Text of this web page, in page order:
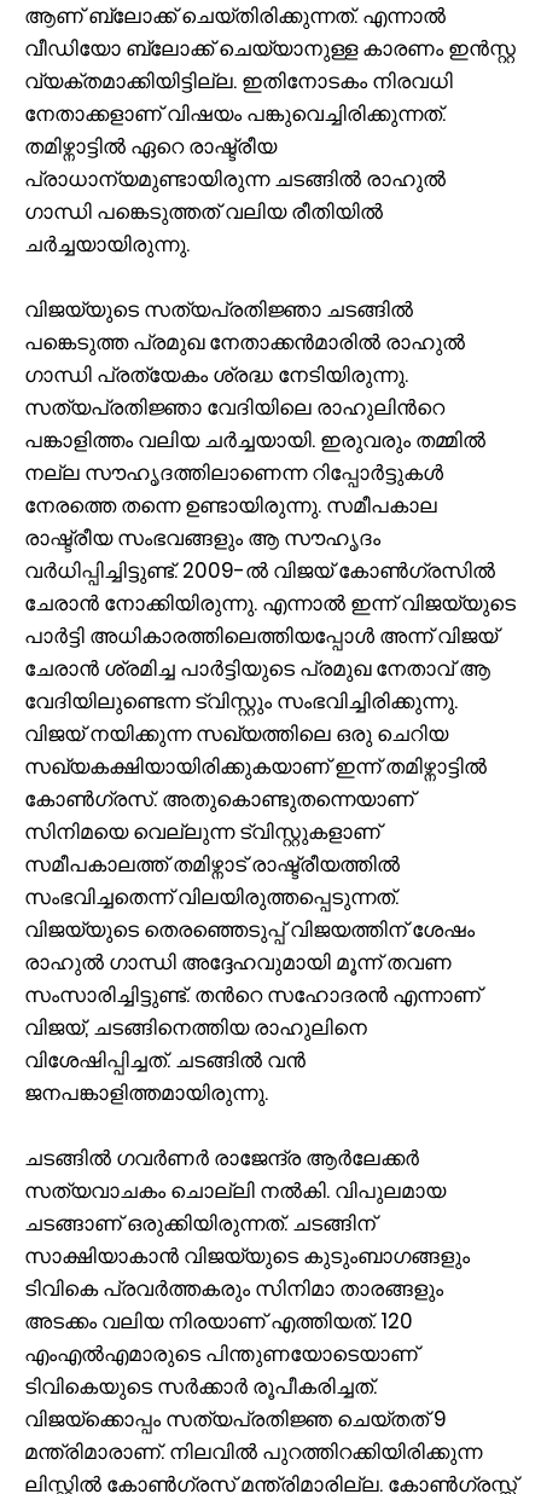
ആണ് ബ്ലോക്ക് ചെയ്തിരിക്കുന്നത്. എന്നാൽ
വീഡിയോ ബ്ലോക്ക് ചെയ്യാനുള്ള കാരണം ഇൻസ്റ്റ
വ്യക്തമാക്കിയിട്ടില്ല. ഇതിനോടകം നിരവധി
നേതാക്കളാണ് വിഷയം പങ്കുവെച്ചിരിക്കുന്നത്.
തമിഴ്നാട്ടിൽ ഏറെ രാഷ്ട്രീയ
പ്രാധാന്യമുണ്ടായിരുന്ന ചടങ്ങിൽ രാഹുൽ ​
ഗാന്ധി പങ്കെടുത്തത് വലിയ രീതിയിൽ
ചർച്ചയായിരുന്നു.
വിജയ്‌യുടെ സത്യപ്രതിജ്ഞാ ചടങ്ങിൽ
പങ്കെടുത്ത പ്രമുഖ നേതാക്കൻമാരിൽ രാഹുൽ
ഗാന്ധി പ്രത്യേകം ശ്രദ്ധ നേടിയിരുന്നു.
സത്യപ്രതിജ്ഞാ വേദിയിലെ രാഹുലിന്‍റെ
പങ്കാളിത്തം വലിയ ചർച്ചയായി. ഇരുവരും തമ്മില്‍
നല്ല സൗഹൃദത്തിലാണെന്ന റിപ്പോർട്ടുകൾ
നേരത്തെ തന്നെ ഉണ്ടായിരുന്നു. സമീപകാല
രാഷ്ട്രീയ സംഭവങ്ങളും ആ സൗഹൃദം
വർധിപ്പിച്ചിട്ടുണ്ട്. 2009-ൽ വിജയ് കോണ്‍ഗ്രസില്‍
ചേരാൻ നോക്കിയിരുന്നു. എന്നാല്‍ ഇന്ന് വിജയ്‌യുടെ
പാർട്ടി അധികാരത്തിലെത്തിയപ്പോൾ അന്ന് വിജയ്
ചേരാൻ ശ്രമിച്ച പാർട്ടിയുടെ പ്രമുഖ നേതാവ് ആ
വേദിയിലുണ്ടെന്ന ട്വിസ്റ്റും സംഭവിച്ചിരിക്കുന്നു.
വിജയ്‌ നയിക്കുന്ന സഖ്യത്തിലെ ഒരു ചെറിയ
സഖ്യകക്ഷിയായിരിക്കുകയാണ് ഇന്ന് തമിഴ്നാട്ടിൽ
കോണ്‍ഗ്രസ്. അതുകൊണ്ടുതന്നെയാണ്
സിനിമയെ വെല്ലുന്ന ട്വിസ്റ്റുകളാണ്
സമീപകാലത്ത് തമിഴ്നാട് രാഷ്ട്രീയത്തിൽ
സംഭവിച്ചതെന്ന് വിലയിരുത്തപ്പെടുന്നത്.
വിജയ്‌യുടെ തെരഞ്ഞെടുപ്പ് വിജയത്തിന് ശേഷം
രാഹുൽ ഗാന്ധി അദ്ദേഹവുമായി മൂന്ന് തവണ
സംസാരിച്ചിട്ടുണ്ട്. തന്‍റെ സഹോദരൻ എന്നാണ്
വിജയ്, ചടങ്ങിനെത്തിയ രാഹുലിനെ
വിശേഷിപ്പിച്ചത്. ചടങ്ങില്‍ വൻ
ജനപങ്കാളിത്തമായിരുന്നു.
ചടങ്ങിൽ ഗവർണർ രാജേന്ദ്ര ആർലേക്കർ
സത്യവാചകം ചൊല്ലി നൽകി. വിപുലമായ
ചടങ്ങാണ് ഒരുക്കിയിരുന്നത്. ചടങ്ങിന്
സാക്ഷിയാകാൻ വിജയ്‍യുടെ കുടുംബാഗങ്ങളും
ടിവികെ പ്രവർത്തകരും സിനിമാ താരങ്ങളും
അടക്കം വലിയ നിരയാണ് എത്തിയത്. 120
എംഎൽഎമാരുടെ പിന്തുണയോടെയാണ്
ടിവികെയുടെ സർക്കാർ രൂപീകരിച്ചത്.
വിജയ്ക്കൊപ്പം സത്യപ്രതിജ്ഞ ചെയ്തത് 9
മന്ത്രിമാരാണ്. നിലവില്‍ പുറത്തിറക്കിയിരിക്കുന്ന
ലിസ്റ്റില്‍ കോണ്‍ഗ്രസ് മന്ത്രിമാരില്ല. കോൺഗ്രസ്സ്